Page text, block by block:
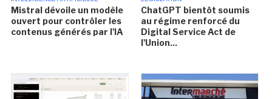
Mistral dévoile un modèle
ouvert pour contrôler les
contenus générés par l'IA
ChatGPT bientôt soumis
au régime renforcé du
Digital Service Act de
l'Union...